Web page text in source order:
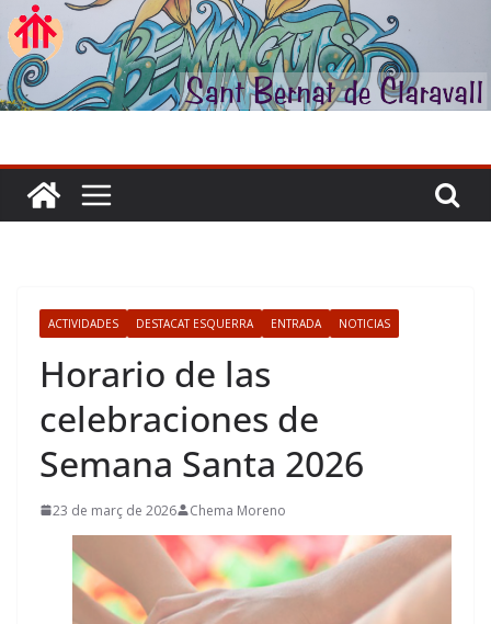
Skip
to
content
ACTIVIDADES DESTACAT ESQUERRA ENTRADA NOTICIAS
Horario de las
celebraciones de
Semana Santa 2026
23 de març de 2026 Chema Moreno